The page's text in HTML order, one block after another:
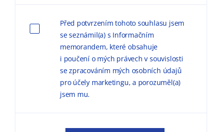
způsobem, v rozsahu a za podmínek
uvedených níže a vInformačním memorandu
o zpracování osobních údajů (dále jen
Informační memorandum“).
Důvodem zpracováníosobních údajů pro
marketingové účely je možnost zasílat
Před potvrzením tohoto souhlasu jsem
se seznámil(a) s Informačním
memorandem, které obsahuje
i poučení o mých právech v souvislosti
se zpracováním mých osobních údajů
pro účely marketingu, a porozuměl(a)
jsem mu.